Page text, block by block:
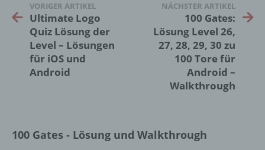
VORIGER ARTIKEL
Ultimate Logo
Quiz Lösung der
Level – Lösungen
für iOS und
Android
NÄCHSTER ARTIKEL
100 Gates:
Lösung Level 26,
27, 28, 29, 30 zu
100 Tore für
Android –
Walkthrough
100 Gates - Lösung und Walkthrough
einer identifizierten oder identifizierbaren
natürlichen Person zugewiesen werden.
g) Verantwortlicher oder für die Verarbeitung
Verantwortlicher
oder andere Stelle, die allein oder
gemeinsam mit anderen über die Zwecke